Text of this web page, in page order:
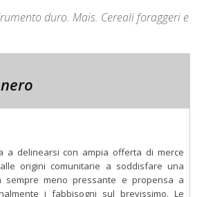
duro. Mais. Cereali foraggeri e
a delinearsi con ampia offerta di merce
origini comunitarie a soddisfare una
sempre meno pressante e propensa a
i fabbisogni sul brevissimo. Le